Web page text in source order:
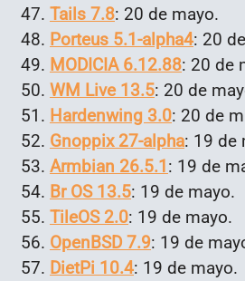
Tails 7.8: 20 de mayo.
Porteus 5.1-alpha4: 20
MODICIA 6.12.88: 20 de
WM Live 13.5: 20 de
Hardenwing 3.0: 20 de
Gnoppix 27-alpha: 19 de
Armbian 26.5.1 : 19 de
Br OS 13.5: 19 de mayo.
TileOS 2.0: 19 de mayo.
OpenBSD 7.9: 19 de
DietPi 10.4: 19 de mayo.